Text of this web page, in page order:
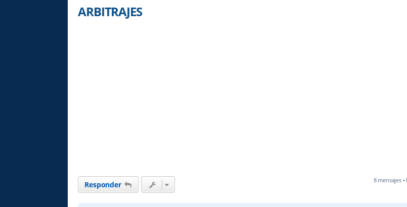
ARBITRAJES
Responder 8 mensajes •